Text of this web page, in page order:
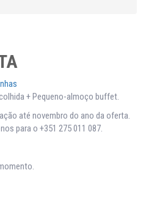
+ Pequeno-almoço buffet.
até novembro do ano da oferta.
para o +351 275 011 087.